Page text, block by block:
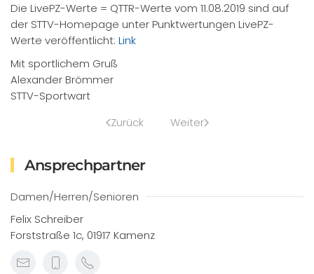
Die LivePZ-Werte = QTTR-Werte vom 11.08.2019 sind auf
der STTV-Homepage unter Punktwertungen LivePZ-
Werte veröffentlicht: Link
Mit sportlichem Gruß
Alexander Brömmer
STTV-Sportwart
Zurück
Weiter
Ansprechpartner
Damen/Herren/Senioren
Felix Schreiber
Forststraße 1c, 01917 Kamenz